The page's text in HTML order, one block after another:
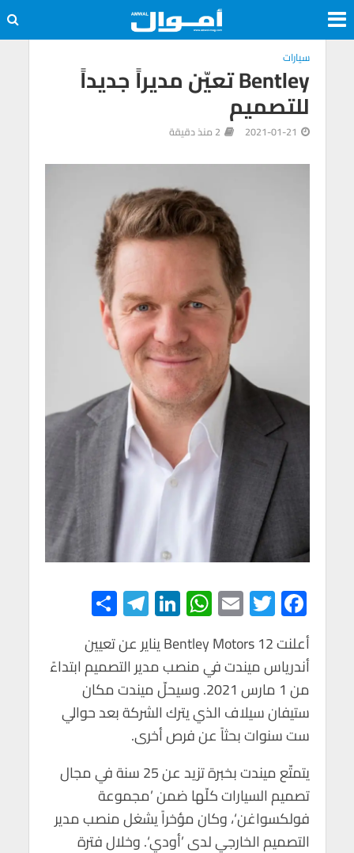
سيارات
Bentley تعيّن مديراً جديداً
للتصميم
2021-01-21 2 منذ دقيقة
F
ac
e
b
o
o
k
T
wi
tt
er
E
m
ail
W
h
at
s
A
p
p
Li
n
ke
dI
n
Te
le
gr
a
m
h
ar
e
أعلنت Bentley Motors 12 يناير عن تعيين
أندرياس ميندت في منصب مدير التصميم ابتداءً
من 1 مارس 2021. وسيحلّ ميندت مكان
ستيفان سيلاف الذي يترك الشركة بعد حوالي
ست سنوات بحثاً عن فرص أخرى.
يتمتّع ميندت بخبرة تزيد عن 25 سنة في مجال
تصميم السيارات كلّها ضمن ’مجموعة
فولكسواغن‘، وكان مؤخراً يشغل منصب مدير
التصميم الخارجي لدى ’أودي‘. وخلال فترة